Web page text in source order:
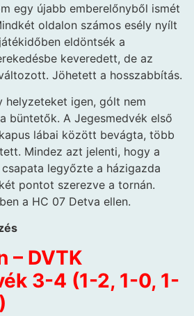
egy újabb emberelőnyből ismét
oldalon számos esély nyílt
eldöntsék a
keveredett, de az
Jöhetett a hosszabbítás.
helyzeteket igen, gólt nem
büntetők. A Jegesmedvék első
lábai között bevágta, több
Mindez azt jelenti, hogy a
legyőzte a házigazda
pontot szerezve a tornán.
a HC 07 Detva ellen.
– DVTK
3-4 (1-2, 1-0, 1-